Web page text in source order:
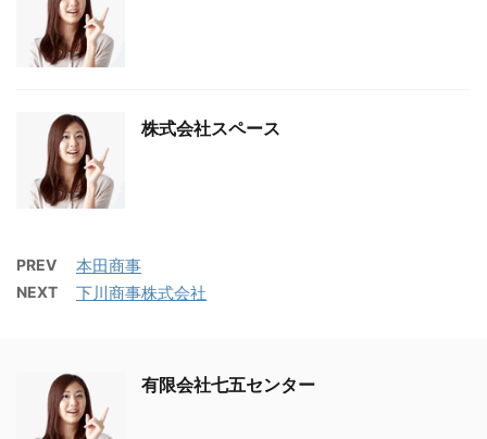
株式会社スペース
PREV 本田商事
NEXT 下川商事株式会社
有限会社七五センター